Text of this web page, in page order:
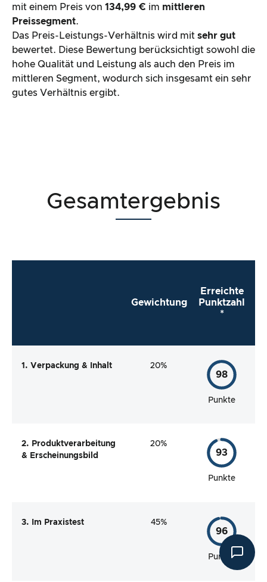
mit einem Preis von 134,99 € im mittleren
Preissegment.
Das Preis-Leistungs-Verhältnis wird mit sehr gut
bewertet. Diese Bewertung berücksichtigt sowohl die
hohe Qualität und Leistung als auch den Preis im
mittleren Segment, wodurch sich insgesamt ein sehr
gutes Verhältnis ergibt.
Gesamtergebnis
Gewichtung
Erreichte
Punktzahl
*
1. Verpackung & Inhalt 20%
98
Punkte
2. Produktverarbeitung
& Erscheinungsbild
20%
93
Punkte
3. Im Praxistest 45%
96
Punkte